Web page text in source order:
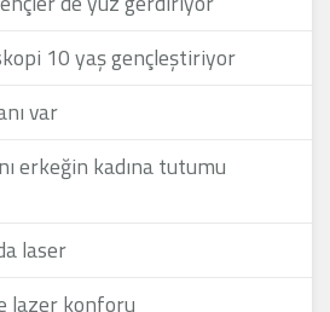
10 yaş gençleştiriyor
var
erkeğin kadına tutumu
laser
lazer konforu